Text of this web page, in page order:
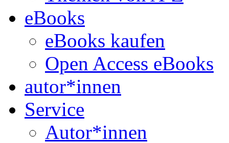
eBooks
eBooks kaufen
Open Access eBooks
autor*innen
Service
Autor*innen